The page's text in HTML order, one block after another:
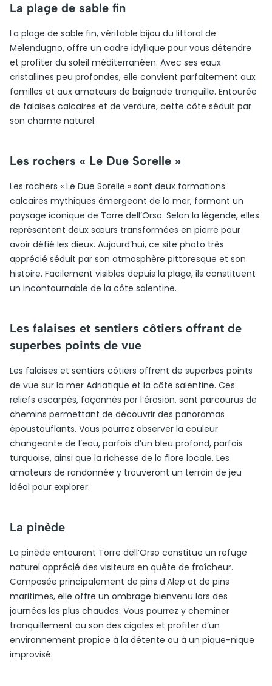
La plage de sable fin
La plage de sable fin, véritable bijou du littoral de
Melendugno, offre un cadre idyllique pour vous détendre
et profiter du soleil méditerranéen. Avec ses eaux
cristallines peu profondes, elle convient parfaitement aux
familles et aux amateurs de baignade tranquille. Entourée
de falaises calcaires et de verdure, cette côte séduit par
son charme naturel.
Les rochers « Le Due Sorelle »
Les rochers « Le Due Sorelle » sont deux formations
calcaires mythiques émergeant de la mer, formant un
paysage iconique de Torre dell’Orso. Selon la légende, elles
représentent deux sœurs transformées en pierre pour
avoir défié les dieux. Aujourd’hui, ce site photo très
apprécié séduit par son atmosphère pittoresque et son
histoire. Facilement visibles depuis la plage, ils constituent
un incontournable de la côte salentine.
Les falaises et sentiers côtiers offrant de
superbes points de vue
Les falaises et sentiers côtiers offrent de superbes points
de vue sur la mer Adriatique et la côte salentine. Ces
reliefs escarpés, façonnés par l’érosion, sont parcourus de
chemins permettant de découvrir des panoramas
époustouflants. Vous pourrez observer la couleur
changeante de l’eau, parfois d’un bleu profond, parfois
turquoise, ainsi que la richesse de la flore locale. Les
amateurs de randonnée y trouveront un terrain de jeu
idéal pour explorer.
La pinède
La pinède entourant Torre dell’Orso constitue un refuge
naturel apprécié des visiteurs en quête de fraîcheur.
Composée principalement de pins d’Alep et de pins
maritimes, elle offre un ombrage bienvenu lors des
journées les plus chaudes. Vous pourrez y cheminer
tranquillement au son des cigales et profiter d’un
environnement propice à la détente ou à un pique-nique
improvisé.